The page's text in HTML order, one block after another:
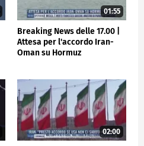
01:55
Breaking News delle 17.00 |
Attesa per l'accordo Iran-
Oman su Hormuz
02:00